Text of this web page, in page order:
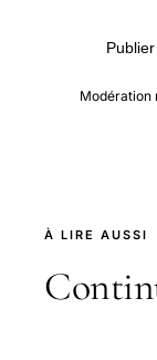
Publier
Modération
À LIRE AUSSI